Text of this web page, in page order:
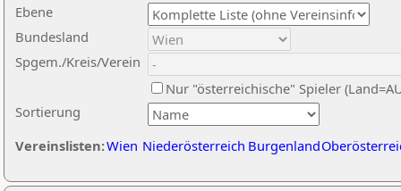
Ebene
Sortierung
Bundesland
Spgem./Kreis/Verein
Nur "österreichische" Spieler
Vereinslisten:Wien Niederösterreich Burgenland